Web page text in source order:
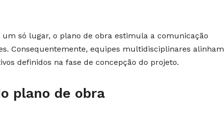
só lugar, o plano de obra estimula a comunicação
Consequentemente, equipes multidisciplinares alinham
definidos na fase de concepção do projeto.
plano de obra